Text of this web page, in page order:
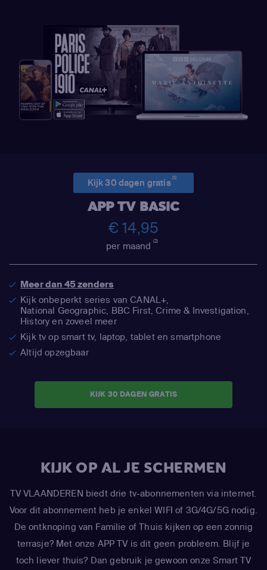
Kijk 30 dagen gratis(1)
APP TV BASIC
€ 14,95
per maand(2)
Meer dan 45 zenders
Kijk onbeperkt series van CANAL+,
National Geographic, BBC First, Crime & Investigation,
History en zoveel meer
Kijk tv op smart tv, laptop, tablet en smartphone
Altijd opzegbaar
KIJK 30 DAGEN GRATIS
KIJK OP AL JE SCHERMEN
TV VLAANDEREN biedt drie tv-abonnementen via internet.
Voor dit abonnement heb je enkel WIFI of 3G/4G/5G nodig.
De ontknoping van Familie of Thuis kijken op een zonnig
terrasje? Met onze APP TV is dit geen probleem. Blijf je
toch liever thuis? Dan gebruik je gewoon onze Smart TV